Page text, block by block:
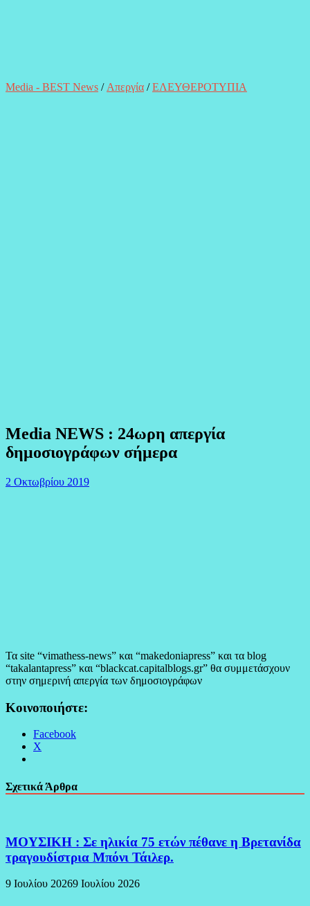
Media - BEST News / Απεργία /ΕΛΕΥΘΕΡΟΤΥΠΙΑ
Media NEWS : 24ωρη απεργία
δημοσιογράφων σήμερα
2 Οκτωβρίου 2019
Τα site “vimathess-news” και “makedoniapress” και τα blog
“takalantapress” και “blackcat.capitalblogs.gr” θα συμμετάσχουν
στην σημερινή απεργία των δημοσιογράφων
Κοινοποιήστε:
Facebook
X
Σχετικά Άρθρα
ΜΟΥΣΙΚΗ : Σε ηλικία 75 ετών πέθανε η Βρετανίδα
τραγουδίστρια Μπόνι Τάιλερ.
9 Ιουλίου 20269 Ιουλίου 2026